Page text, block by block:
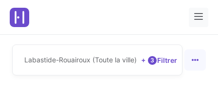
Labastide-Rouairoux (Toute la ville) + 3 Filtrer